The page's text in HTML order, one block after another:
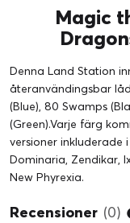
Magic
Denna Land Station
återanvändingsbar
(Blue), 80 Swamps
(Green).Varje färg
versioner inkluderade
Dominaria, Zendikar,
New Phyrexia.
Recensioner (0)